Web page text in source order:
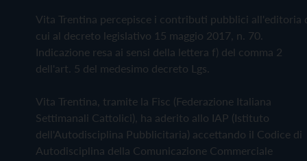
Vita Trentina percepisce i contributi pubblici all'editoria
cui al decreto legislativo 15 maggio 2017, n. 70.
Indicazione resa ai sensi della lettera f) del comma 2
dell'art. 5 del medesimo decreto Lgs.
Vita Trentina, tramite la Fisc (Federazione Italiana
Settimanali Cattolici), ha aderito allo IAP (Istituto
dell'Autodisciplina Pubblicitaria) accettando il Codice di
Autodisciplina della Comunicazione Commerciale